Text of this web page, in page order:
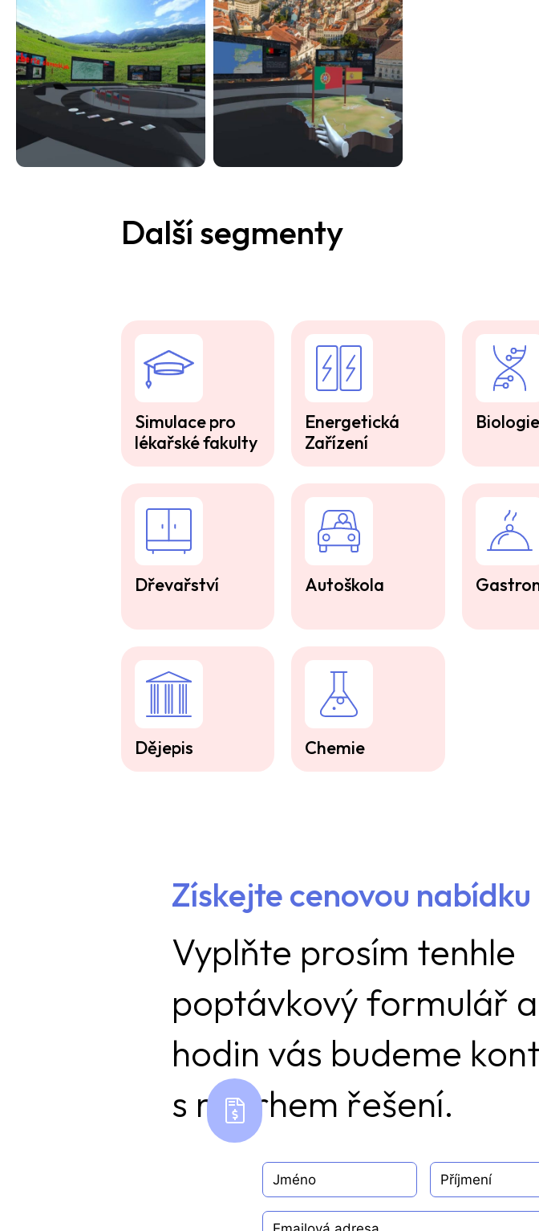
Další segmenty
Simulace pro
lékařské fakulty
Energetická
Zařízení
Biologie
Dřevařství Autoškola
Dějepis Chemie
Získejte cenovou nabídku
Vyplňte prosím tenhle
poptávkový formulář
hodin vás budeme
s návrhem řešení.